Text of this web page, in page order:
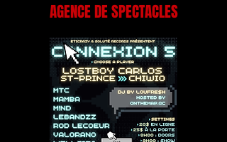
AGENCE DE SPECTACLES